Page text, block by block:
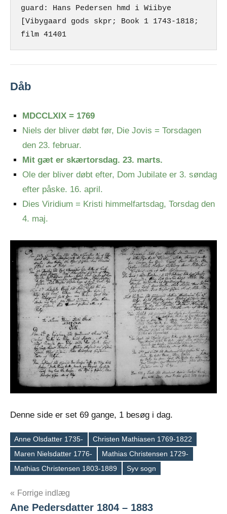
guard: Hans Pedersen hmd i Wiibye
[Vibygaard gods skpr; Book 1 1743-1818;
film 41401
Dåb
MDCCLXIX = 1769
Niels der bliver døbt før, Die Jovis = Torsdagen
den 23. februar.
Mit gæt er skærtorsdag. 23. marts.
Ole der bliver døbt efter, Dom Jubilate er 3. søndag
efter påske. 16. april.
Dies Viridium = Kristi himmelfartsdag, Torsdag den
4. maj.
Denne side er set 69 gange, 1 besøg i dag.
Tags
Anne Olsdatter 1735-
Christen Mathiasen 1769-1822
Maren Nielsdatter 1776-
Mathias Christensen 1729-
Mathias Christensen 1803-1889
Syv sogn
Indlægsnavigation
Forrige indlæg
Ane Pedersdatter 1804 – 1883